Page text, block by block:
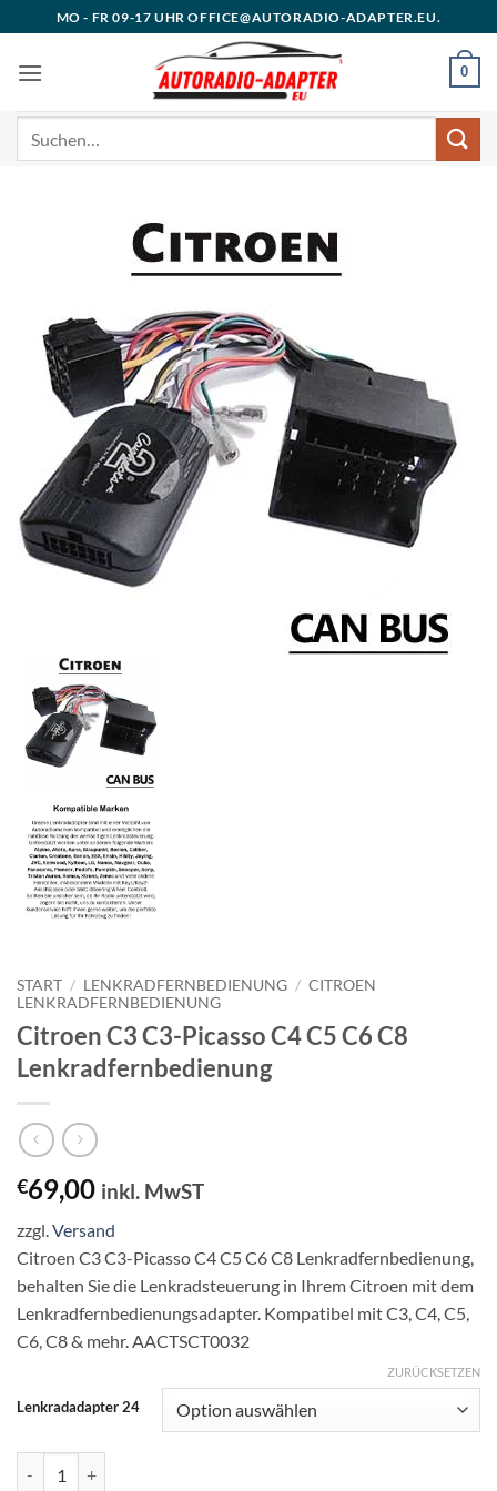
Inhalt
springen
MO - FR 09-17 UHR OFFICE@AUTORADIO-ADAPTER.EU.
0
START / LENKRADFERNBEDIENUNG / CITROEN
LENKRADFERNBEDIENUNG
Citroen C3 C3-Picasso C4 C5 C6 C8
Lenkradfernbedienung
€69,00 inkl. MwST
zzgl. Versand
Citroen C3 C3-Picasso C4 C5 C6 C8 Lenkradfernbedienung,
behalten Sie die Lenkradsteuerung in Ihrem Citroen mit dem
Lenkradfernbedienungsadapter. Kompatibel mit C3, C4, C5,
C6, C8 & mehr. AACTSCT0032
Lenkradadapter 24
ZURÜCKSETZEN